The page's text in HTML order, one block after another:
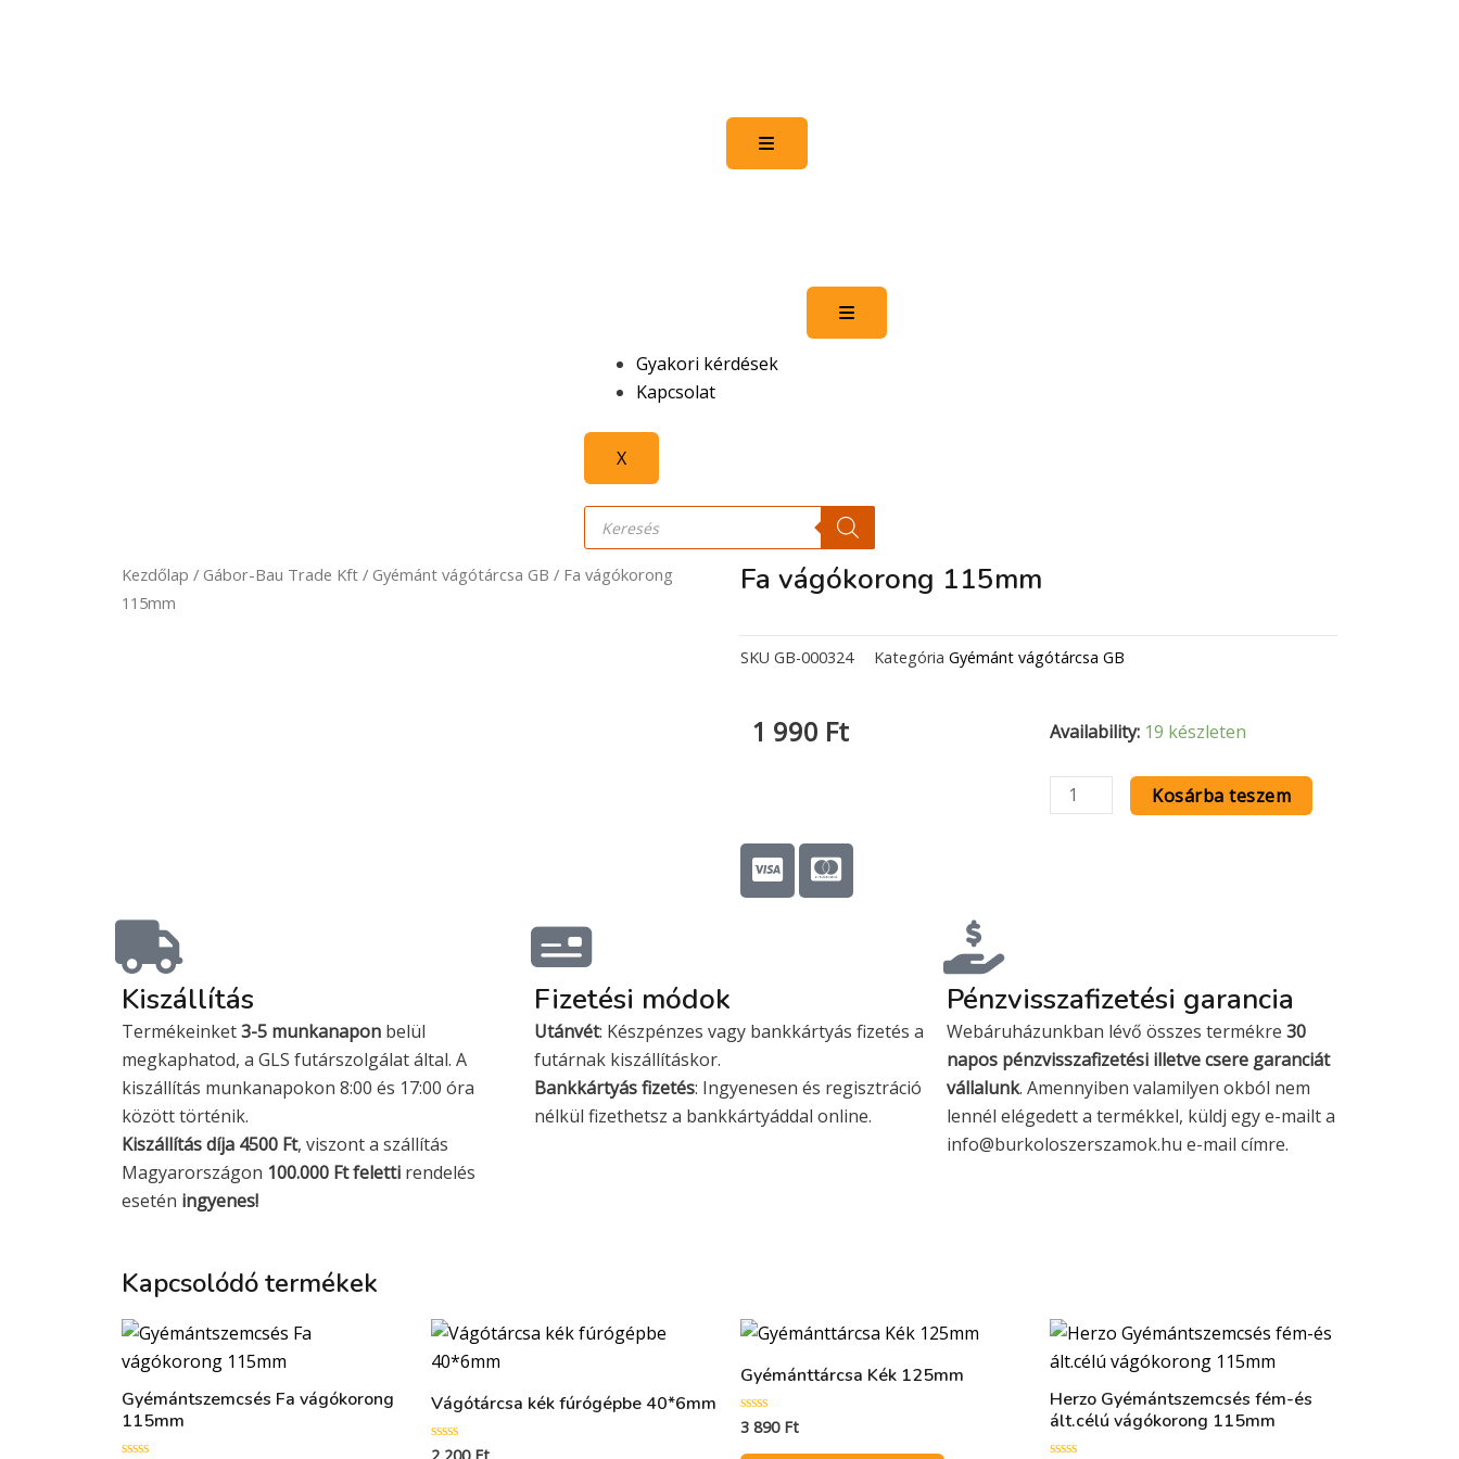
Hamburger Toggle Menu
Hamburger Toggle Menu
Gyakori kérdések
Kapcsolat
X
Products
search
Kezdőlap / Gábor-Bau Trade Kft / Gyémánt vágótárcsa GB / Fa vágókorong
115mm
Fa vágókorong 115mm
SKU GB-000324 Kategória Gyémánt vágótárcsa GB
1 990 Ft Availability: 19 készleten
Fa
115mm
mennyiség
Kosárba teszem
C
c
-
C
c
-
e
c
a
Kiszállítás
Termékeinket3-5 munkanapon belül
megkaphatod, a GLS futárszolgálat által. A
kiszállítás munkanapokon 8:00 és 17:00 óra
között történik.
Kiszállítás díja 4500 Ft, viszont a szállítás
Magyarországon 100.000 Ft feletti rendelés
esetén ingyenes!
Fizetési módok
Utánvét: Készpénzes vagy bankkártyás fizetés a
futárnak kiszállításkor.
Bankkártyás fizetés: Ingyenesen és regisztráció
nélkül fizethetsz a bankkártyáddal online.
Pénzvisszafizetési garancia
Webáruházunkban lévő összes termékre 30
napos pénzvisszafizetési illetve csere garanciát
vállalunk. Amennyiben valamilyen okból nem
lennél elégedett a termékkel, küldj egy e-mailt a
info@burkoloszerszamok.hu e-mail címre.
Kapcsolódó termékek
Gyémántszemcsés Fa vágókorong
115mm
Vágótárcsa kék fúrógépbe 40*6mm
Értékelés:
Gyémánttárcsa Kék 125mm
Értékelés:
/
3 890 Ft
Herzo Gyémántszemcsés fém-és
ált.célú vágókorong 115mm